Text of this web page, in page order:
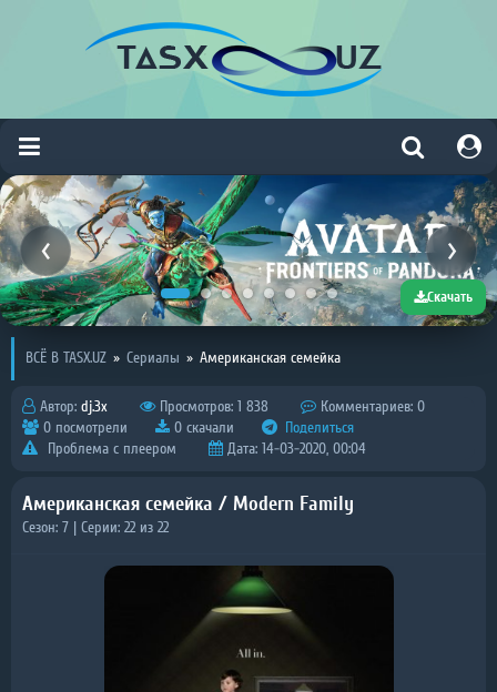
Скачать
ВСЁ В TASX.UZ » Сериалы » Американская семейка
Автор: dj.3x Просмотров: 1 838
Комментариев: 0
0 посмотрели
0 скачали
Поделиться
Проблема с плеером
Дата: 14-03-2020, 00:04
Американская семейка / Modern Family
Сезон: 7 | Серии: 22 из 22